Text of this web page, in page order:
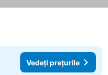
Vedeți prețurile